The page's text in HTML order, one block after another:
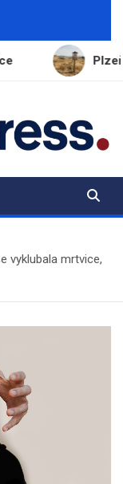
Plzeňský kraj
vyklubala mrtvice,